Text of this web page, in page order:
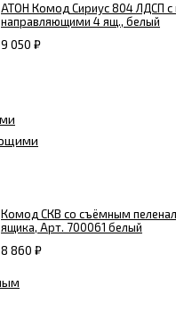
АТОН Комод Сириус 804 ЛДСП
направляющими 4 ящ., белый
9 050 ₽
Комод СКВ со съёмным
ящика, Арт. 700061 белый
8 860 ₽